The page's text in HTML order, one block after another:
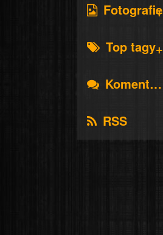
Fotografie
Top tagy
Komentáře
RSS